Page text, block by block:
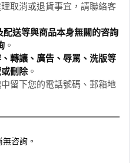
取消或退貨事宜，請聯絡客
送等與商品本身無關的咨詢
。
、轉讓、廣告、辱罵、洗版等
刪除。
留下您的電話號碼、郵箱地
無咨詢。